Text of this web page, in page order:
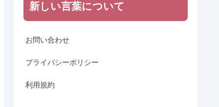
新しい言葉について
お問い合わせ
プライバシーポリシー
利用規約